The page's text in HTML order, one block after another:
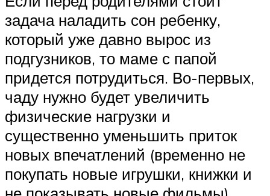
задача наладить сон ребенку,
который уже давно вырос из
подгузников, то маме с папой
придется потрудиться. Во-первых,
чаду нужно будет увеличить
физические нагрузки и
существенно уменьшить приток
новых впечатлений (временно не
покупать новые игрушки, книжки и